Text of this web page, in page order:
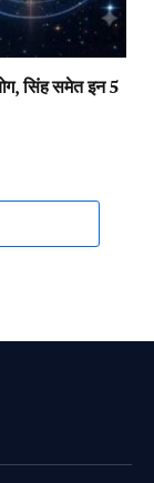
सिंह समेत इन 5